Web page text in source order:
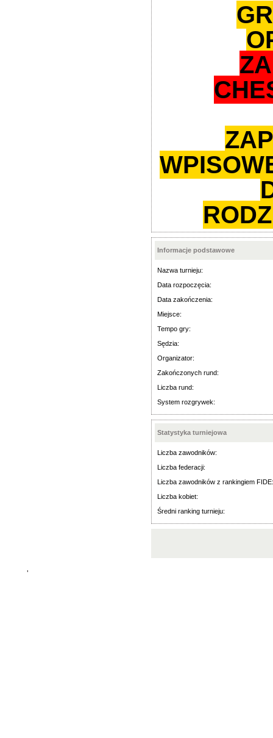
Informacje podstawowe
Nazwa turnieju:
Data rozpoczęcia:
Data zakończenia:
Miejsce:
Tempo gry:
Sędzia:
Organizator:
Zakończonych rund:
Liczba rund:
System rozgrywek:
Statystyka turniejowa
Liczba zawodników:
Liczba federacji:
Liczba zawodników z rankingiem FIDE:
Liczba kobiet:
Średni ranking turnieju:
'